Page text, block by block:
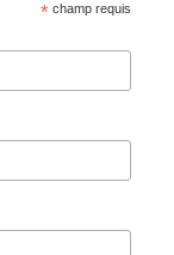
* champ requis